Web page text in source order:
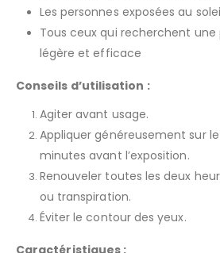
Les personnes exposées au
Tous ceux qui recherchent
légère et efficace
Conseils d’utilisation :
Agiter avant usage.
Appliquer généreusement sur
minutes avant l’exposition.
Renouveler toutes les deux
ou transpiration.
Éviter le contour des yeux.